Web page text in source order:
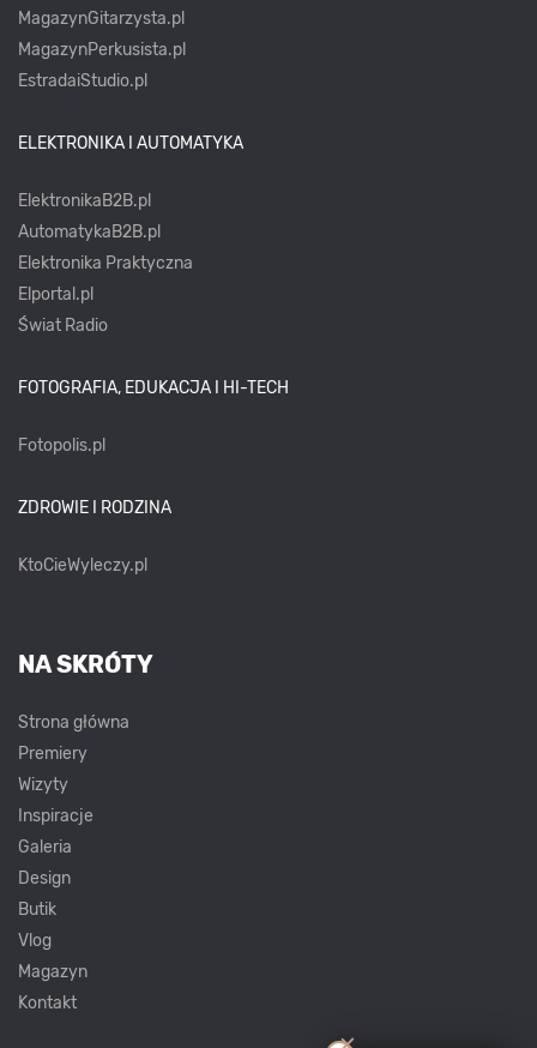
MagazynGitarzysta.pl
MagazynPerkusista.pl
EstradaiStudio.pl
ELEKTRONIKA I AUTOMATYKA
ElektronikaB2B.pl
AutomatykaB2B.pl
Elektronika Praktyczna
Elportal.pl
Świat Radio
FOTOGRAFIA, EDUKACJA I HI-TECH
Fotopolis.pl
ZDROWIE I RODZINA
KtoCieWyleczy.pl
NA SKRÓTY
Strona główna
Premiery
Wizyty
Inspiracje
Galeria
Design
Butik
Vlog
Magazyn
Kontakt